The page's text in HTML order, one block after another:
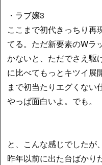
・ラブ嬢3
ここまで初代きっちり
てる。ただ新要素のWラ
かないと、ただでさえ駆
に比べてもっとキツイ
まで初当たりエグくない
やっぱ面白いよ。でも。
と、こんな感じでしたが
昨年以前に出た台ばかり